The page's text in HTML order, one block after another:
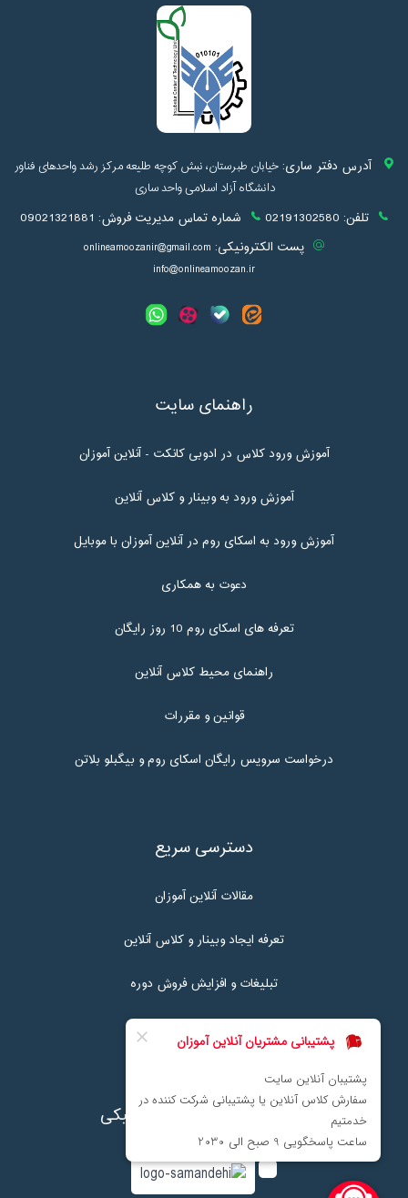
آدرس دفتر ساری:خیابان طبرستان، نبش کوچه طلیعه مرکز رشد واحدهای فناور
دانشگاه آزاد اسلامی واحد ساری
تلفن: 02191302580 شماره تماس مدیریت فروش: 09021321881
پست الکترونیکی: onlineamoozanir@gmail.com
info@onlineamoozan.ir
راهنمای سایت
آموزش ورود کلاس در ادوبی کانکت - آنلاین آموزان
آموزش ورود به وبینار و کلاس آنلاین
آموزش ورود به اسکای روم در آنلاین آموزان با موبایل
دعوت به همکاری
تعرفه های اسکای روم 10 روز رایگان
راهنمای محیط کلاس آنلاین
قوانین و مقررات
درخواست سرویس رایگان اسکای روم و بیگبلو بلاتن
دسترسی سریع
مقالات آنلاین آموزان
تعرفه ایجاد وبینار و کلاس آنلاین
تبلیغات و افزایش فروش دوره
نماد اعتماد پرداخت الکترونیکی